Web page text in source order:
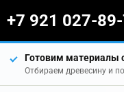
+7 921 027-
Готовим материалы
Отбираем древесину и